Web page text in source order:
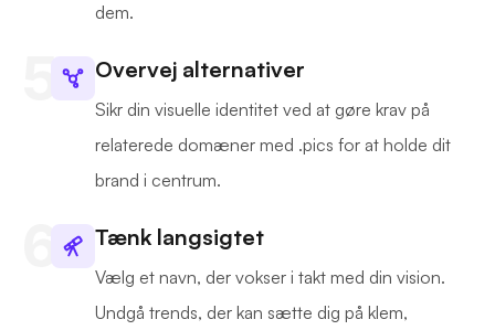
dem.
Overvej alternativer
Sikr din visuelle identitet ved at gøre krav på
relaterede domæner med .pics for at holde dit
brand i centrum.
Tænk langsigtet
Vælg et navn, der vokser i takt med din vision.
Undgå trends, der kan sætte dig på klem,